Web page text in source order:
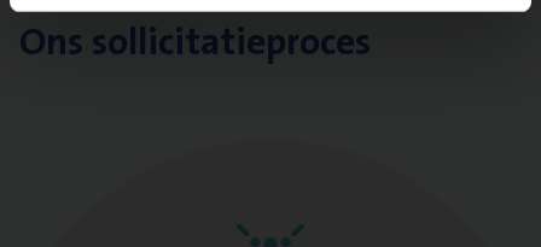
Ons sollicitatieproces